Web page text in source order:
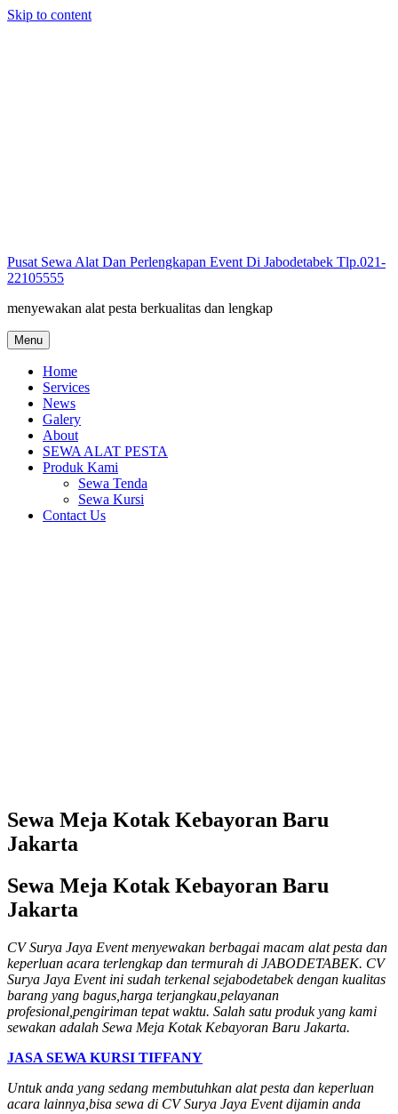
Skip to content
Pusat Sewa Alat Dan Perlengkapan Event Di Jabodetabek Tlp.021-
22105555
menyewakan alat pesta berkualitas dan lengkap
Menu
Home
Services
News
Galery
About
SEWA ALAT PESTA
Produk Kami
Sewa Tenda
Sewa Kursi
Contact Us
Sewa Meja Kotak Kebayoran Baru
Jakarta
Sewa Meja Kotak Kebayoran Baru
Jakarta
CV Surya Jaya Event menyewakan berbagai macam alat pesta dan
keperluan acara terlengkap dan termurah di JABODETABEK. CV
Surya Jaya Event ini sudah terkenal sejabodetabek dengan kualitas
barang yang bagus,harga terjangkau,pelayanan
profesional,pengiriman tepat waktu. Salah satu produk yang kami
sewakan adalah Sewa Meja Kotak Kebayoran Baru Jakarta.
JASA SEWA KURSI TIFFANY
Untuk anda yang sedang membutuhkan alat pesta dan keperluan
acara lainnya,bisa sewa di CV Surya Jaya Event dijamin anda